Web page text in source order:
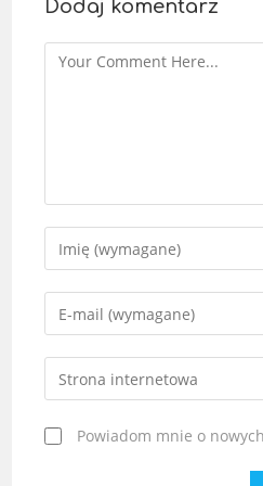
Dodaj komentarz
Powiadom mnie o